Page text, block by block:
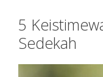
5
Sedekah